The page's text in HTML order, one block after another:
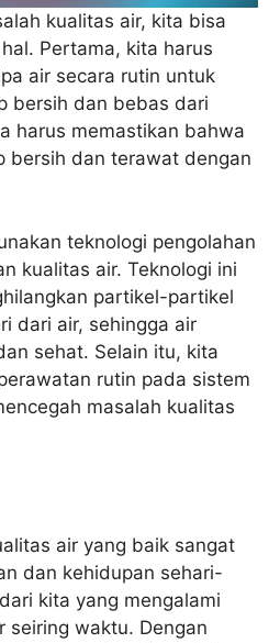
kualitas air, kita bisa
Pertama, kita harus
air secara rutin untuk
bersih dan bebas dari
harus memastikan bahwa
bersih dan terawat dengan
teknologi pengolahan
kualitas air. Teknologi ini
partikel-partikel
dari air, sehingga air
sehat. Selain itu, kita
rutin pada sistem
masalah kualitas
air yang baik sangat
dan kehidupan sehari-
kita yang mengalami
seiring waktu. Dengan